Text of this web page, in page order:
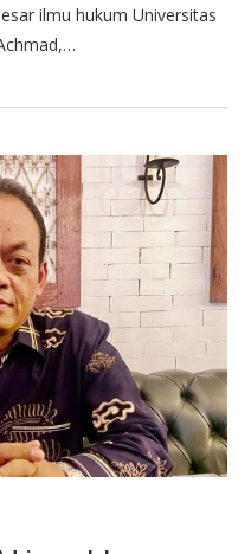
ilmu hukum Universitas